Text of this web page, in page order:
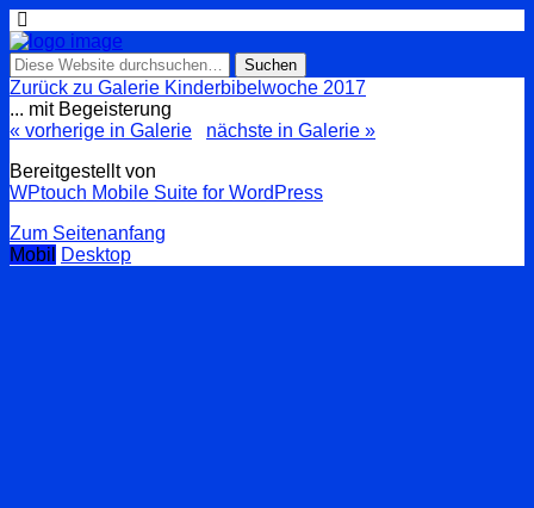
Zurück zu Galerie Kinderbibelwoche 2017
... mit Begeisterung
« vorherige in Galerie
nächste in Galerie »
Bereitgestellt von
WPtouch Mobile Suite for WordPress
Zum Seitenanfang
Mobil
Desktop